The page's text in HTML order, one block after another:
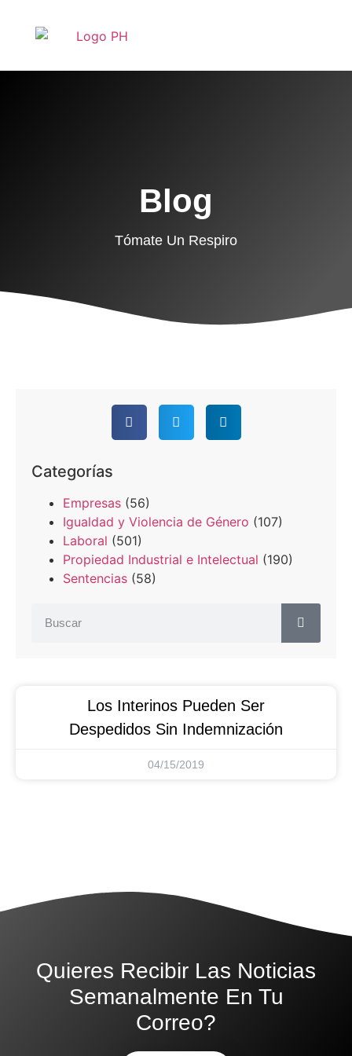
Blog
Tómate Un Respiro
Los Interinos Pueden Ser
Despedidos Sin Indemnización
04/15/2019
Categorías
Empresas (56)
Igualdad y Violencia de Género (107)
Laboral (501)
Propiedad Industrial e Intelectual (190)
Sentencias (58)
Quieres Recibir Las Noticias
Semanalmente En Tu
Correo?